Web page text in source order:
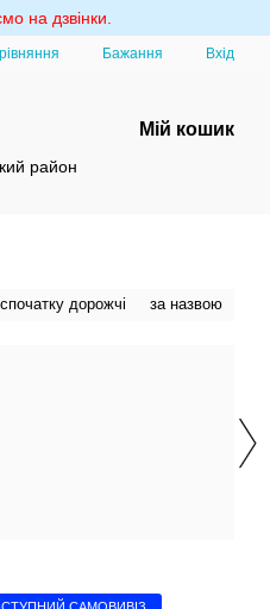
на дзвінки.
Бажання Вхід
район
Мій кошик
спочатку дорожчі за назвою
САМОВИВІЗ